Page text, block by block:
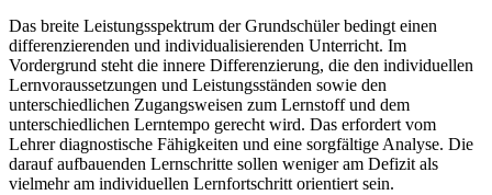
Das breite Leistungsspektrum der Grundschüler bedingt einen
differenzierenden und individualisierenden Unterricht. Im
Vordergrund steht die innere Differenzierung, die den individuellen
Lernvoraussetzungen und Leistungsständen sowie den
unterschiedlichen Zugangsweisen zum Lernstoff und dem
unterschiedlichen Lerntempo gerecht wird. Das erfordert vom
Lehrer diagnostische Fähigkeiten und eine sorgfältige Analyse. Die
darauf aufbauenden Lernschritte sollen weniger am Defizit als
vielmehr am individuellen Lernfortschritt orientiert sein.